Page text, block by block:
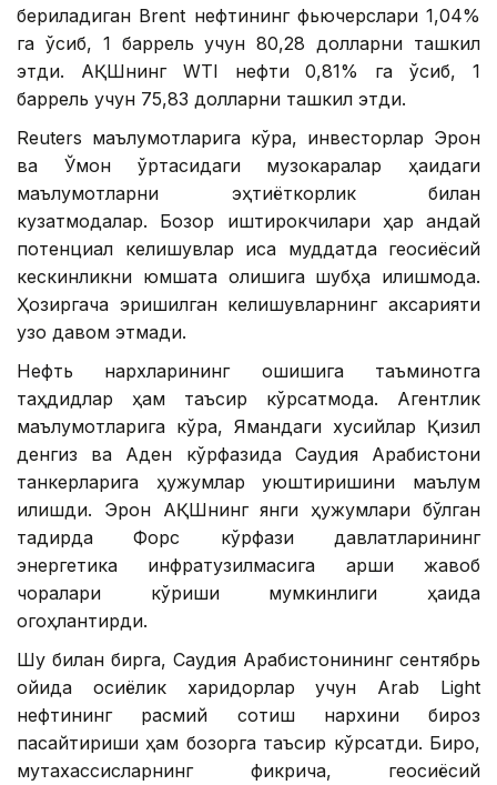
бериладиган Brent нефтининг фьючерслари 1,04%
га ўсиб, 1 баррель учун 80,28 долларни ташкил
этди. АҚШнинг WTI нефти 0,81% га ўсиб, 1
баррель учун 75,83 долларни ташкил этди.
Reuters маълумотларига кўра, инвесторлар Эрон
ва Ўмон ўртасидаги музокаралар ҳақидаги
маълумотларни эҳтиёткорлик билан
кузатмоқдалар. Бозор иштирокчилари ҳар қандай
потенциал келишувлар қисқа муддатда геосиёсий
кескинликни юмшата олишига шубҳа қилишмоқда.
Ҳозиргача эришилган келишувларнинг аксарияти
узоқ давом этмади.
Нефть нархларининг ошишига таъминотга
таҳдидлар ҳам таъсир кўрсатмоқда. Агентлик
маълумотларига кўра, Ямандаги хусийлар Қизил
денгиз ва Аден кўрфазида Саудия Арабистони
танкерларига ҳужумлар уюштиришини маълум
қилишди. Эрон АҚШнинг янги ҳужумлари бўлган
тақдирда Форс кўрфази давлатларининг
энергетика инфратузилмасига қарши жавоб
чоралари кўриши мумкинлиги ҳақида
огоҳлантирди.
Шу билан бирга, Саудия Арабистонининг сентябрь
ойида осиёлик харидорлар учун Arab Light
нефтининг расмий сотиш нархини бироз
пасайтириши ҳам бозорга таъсир кўрсатди. Бироқ,
мутахассисларнинг фикрича, геосиёсий